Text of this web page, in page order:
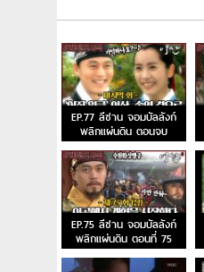
EP.77 ลีซาน จอมบัลลังก์
พลิกแผ่นดิน ตอนจบ
EP.75 ลีซาน จอมบัลลังก์
พลิกแผ่นดิน ตอนที่ 75